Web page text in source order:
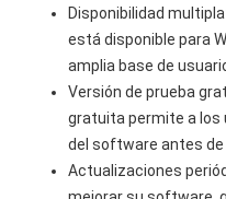
Disponibilidad
está disponible para
amplia base de
Versión de prueba
gratuita permite a los
del software antes de
Actualizaciones